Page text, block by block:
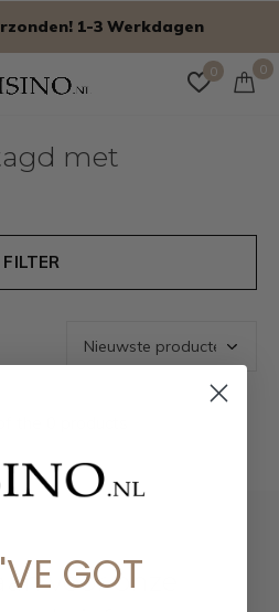
0 0
1-3 Werkdagen
met
FILTER
voor onze
GOT